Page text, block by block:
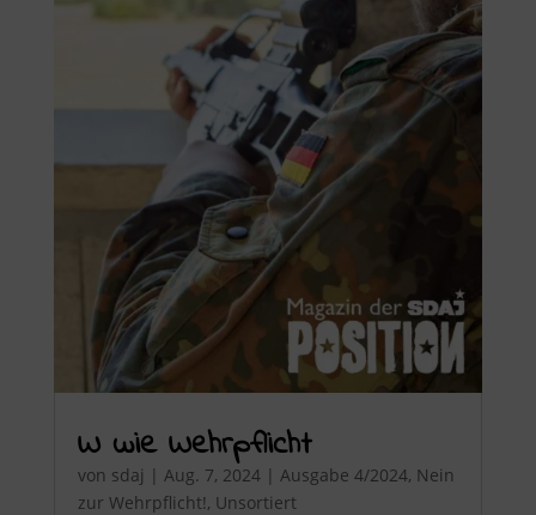
W wie Wehrpflicht
von sdaj | Aug. 7, 2024| Ausgabe 4/2024, Nein
zur Wehrpflicht!, Unsortiert